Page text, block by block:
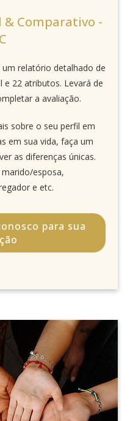
Comparativo -
relatório detalhado de
e 22 atributos. Levará de
a avaliação.
sobre o seu perfil em
em sua vida, faça um
as diferenças únicas.
esposa,
e etc.
para sua